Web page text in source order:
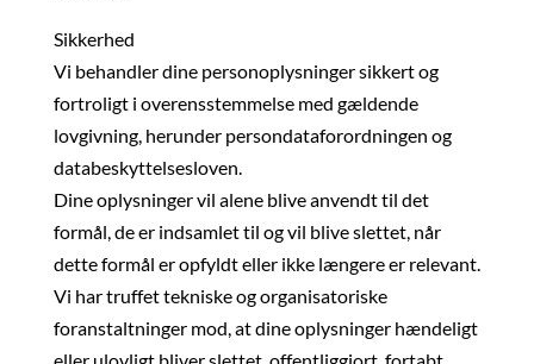
Sikkerhed
Vi behandler dine personoplysninger sikkert og
fortroligt i overensstemmelse med gældende
lovgivning, herunder persondataforordningen og
databeskyttelsesloven.
Dine oplysninger vil alene blive anvendt til det
formål, de er indsamlet til og vil blive slettet, når
dette formål er opfyldt eller ikke længere er relevant.
Vi har truffet tekniske og organisatoriske
foranstaltninger mod, at dine oplysninger hændeligt